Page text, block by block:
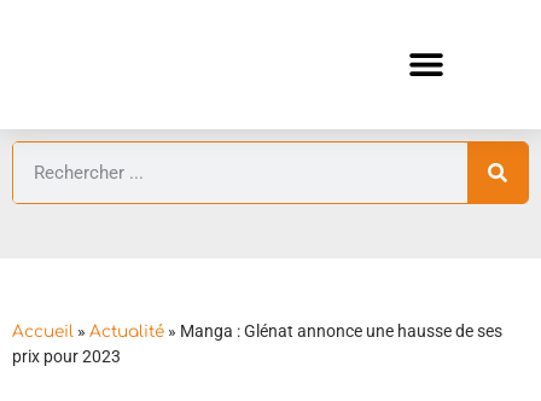
Accueil » Actualité » Manga : Glénat annonce une hausse de ses
prix pour 2023